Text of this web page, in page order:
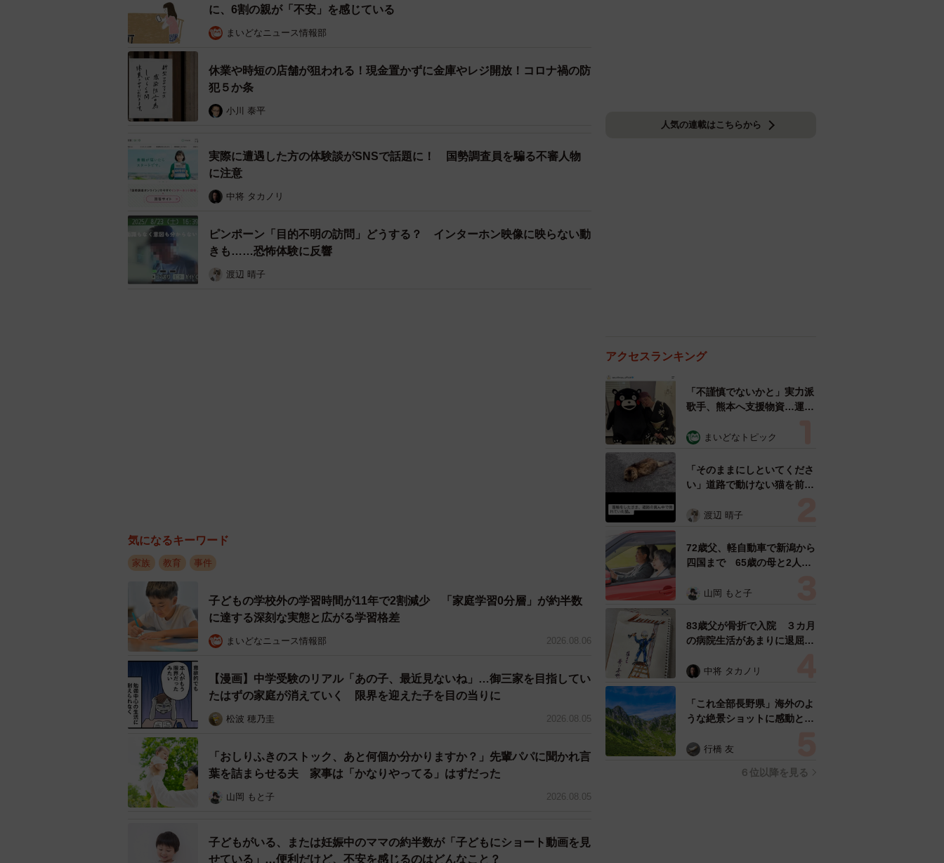
に、6割の親が「不安」を感じている
まいどなニュース情報部
休業や時短の店舗が狙われる！現金置かずに金庫やレジ開放！コロナ禍の防
犯５か条
小川 泰平
実際に遭遇した方の体験談がSNSで話題に！ 国勢調査員を騙る不審人物
に注意
中将 タカノリ
ピンポーン「目的不明の訪問」どうする？ インターホン映像に映らない動
きも……恐怖体験に反響
渡辺 晴子
気になるキーワード
家族 教育 事件
子どもの学校外の学習時間が11年で2割減少 「家庭学習0分層」が約半数
に達する深刻な実態と広がる学習格差
まいどなニュース情報部 2026.08.06
【漫画】中学受験のリアル「あの子、最近見ないね」…御三家を目指してい
たはずの家庭が消えていく 限界を迎えた子を目の当りに
松波 穂乃圭 2026.08.05
「おしりふきのストック、あと何個か分かりますか？」先輩パパに聞かれ言
葉を詰まらせる夫 家事は「かなりやってる」はずだった
山岡 もと子 2026.08.05
子どもがいる、または妊娠中のママの約半数が「子どもにショート動画を見
せている」…便利だけど、不安を感じるのはどんなこと？
人気の連載はこちらから
アクセスランキング
「不謹慎でないかと」実力派
歌手、熊本へ支援物資…運搬
めらい 「痛いほど伝わる」
まいどなトピック
「そのままにしといてくださ
い」道路で動けない猫を前に
ようとした4日間 「命の重
表の訴え
渡辺 晴子
72歳父、軽自動車で新潟から
四国まで 65歳の母と2人で
憩まで分刻み… 「大学生で
山岡 もと子
83歳父が骨折で入院 ３カ月
の病院生活があまりに退屈で
い！」→スケッチブックを見
すよ…」
中将 タカノリ
「これ全部長野県」海外のよ
うな絶景ショットに感動と反
ったんだって気づいた」
行橋 友
６位以降を見る